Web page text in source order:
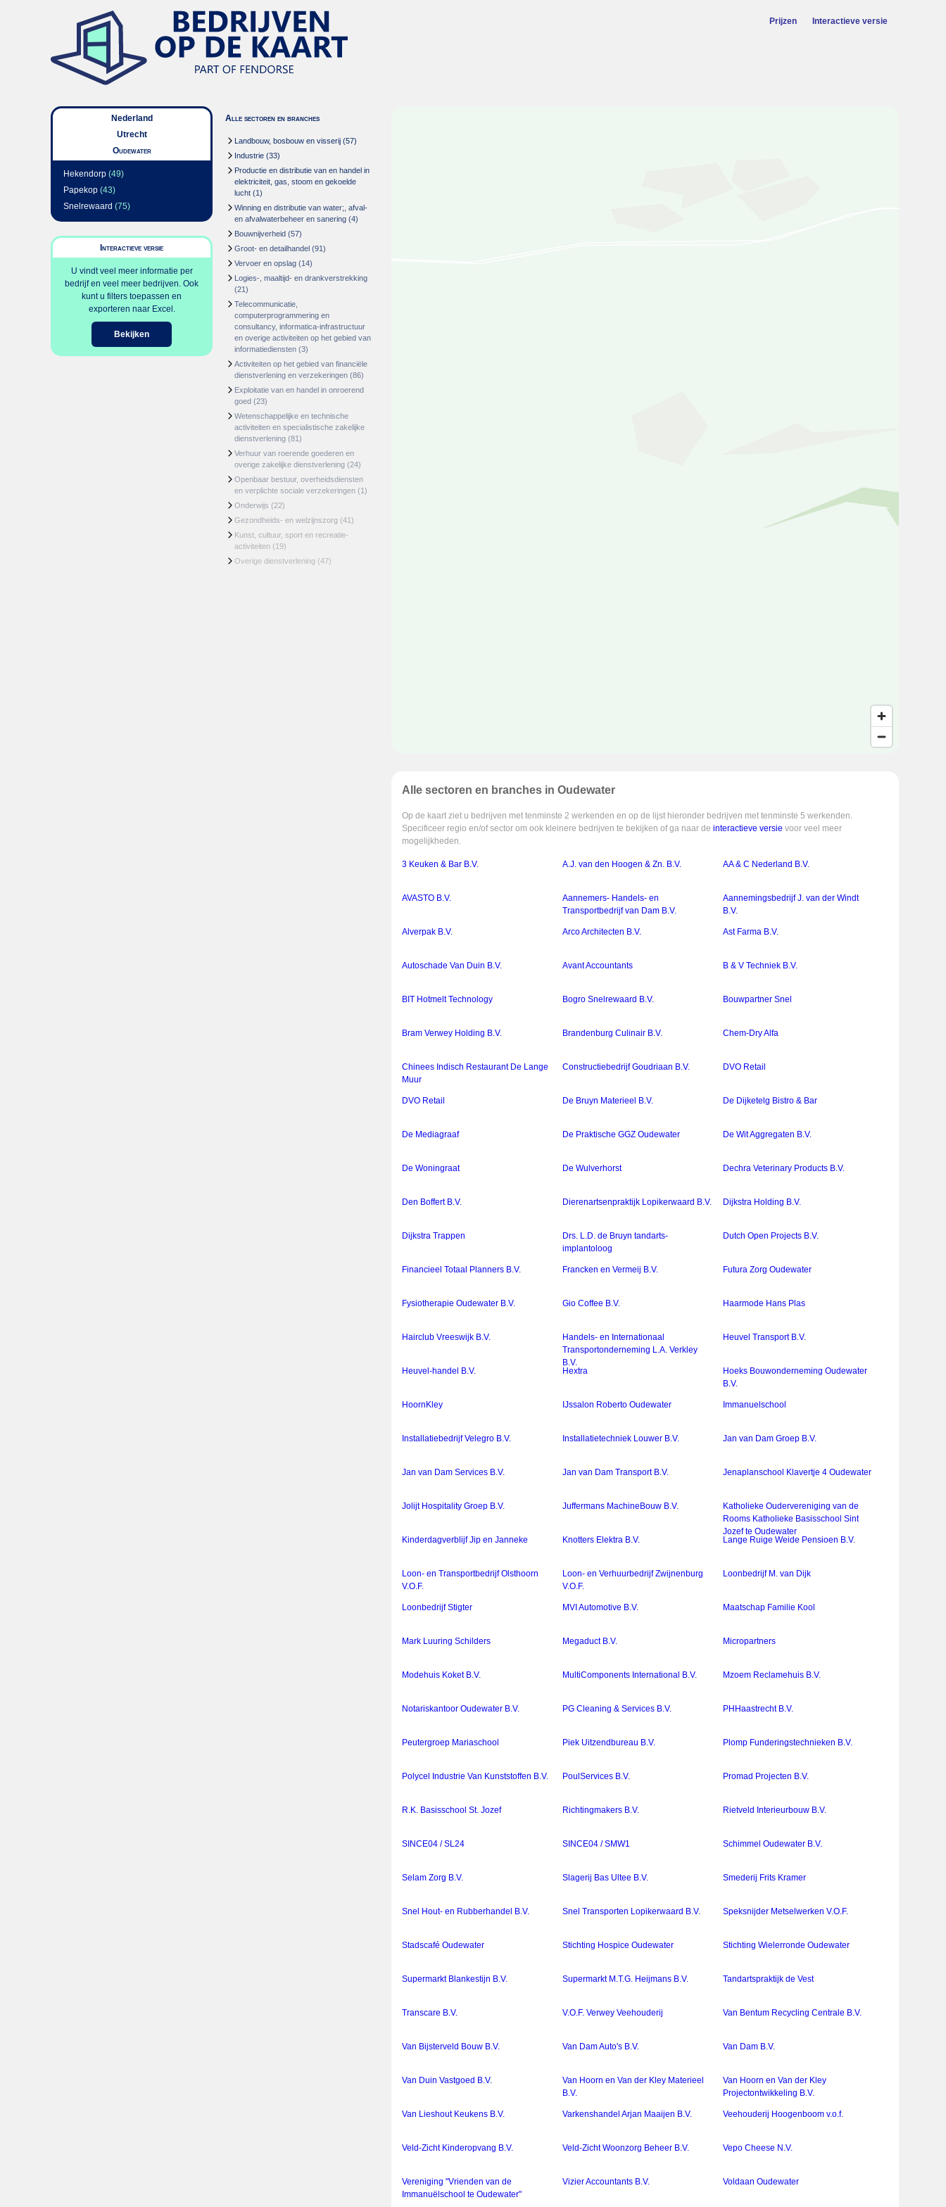
Prijzen Interactieve versie
Nederland
Utrecht
Oudewater
Hekendorp (49)
Papekop (43)
Snelrewaard (75)
Interactieve versie
U vindt veel meer informatie per
bedrijf en veel meer bedrijven. Ook
kunt u filters toepassen en
exporteren naar Excel.
Bekijken
Alle sectoren en branches
Landbouw, bosbouw en visserij (57)
Industrie (33)
Productie en distributie van en handel in
elektriciteit, gas, stoom en gekoelde
lucht (1)
Winning en distributie van water;, afval-
en afvalwaterbeheer en sanering (4)
Bouwnijverheid (57)
Groot- en detailhandel (91)
Vervoer en opslag (14)
Logies-, maaltijd- en drankverstrekking
(21)
Telecommunicatie,
computerprogrammering en
consultancy, informatica-infrastructuur
en overige activiteiten op het gebied van
informatiediensten (3)
Activiteiten op het gebied van financiële
dienstverlening en verzekeringen (86)
Exploitatie van en handel in onroerend
goed (23)
Wetenschappelijke en technische
activiteiten en specialistische zakelijke
dienstverlening (81)
Verhuur van roerende goederen en
overige zakelijke dienstverlening (24)
Openbaar bestuur, overheidsdiensten
en verplichte sociale verzekeringen (1)
Onderwijs (22)
Gezondheids- en welzijnszorg (41)
Kunst, cultuur, sport en recreatie-
activiteiten (19)
Overige dienstverlening (47)
Alle sectoren en branches in Oudewater
Op de kaart ziet u bedrijven met tenminste 2 werkenden en op de lijst hieronder bedrijven met tenminste 5 werkenden.
Specificeer regio en/of sector om ook kleinere bedrijven te bekijken of ga naar de interactieve versie voor veel meer
mogelijkheden.
3 Keuken & Bar B.V. A.J. van den Hoogen & Zn. B.V. AA & C Nederland B.V.
AVASTO B.V.
Aannemers- Handels- en
Transportbedrijf van Dam B.V.
Aannemingsbedrijf J. van der Windt
B.V.
Alverpak B.V. Arco Architecten B.V. Ast Farma B.V.
Autoschade Van Duin B.V. Avant Accountants B & V Techniek B.V.
BIT Hotmelt Technology Bogro Snelrewaard B.V. Bouwpartner Snel
Bram Verwey Holding B.V. Brandenburg Culinair B.V. Chem-Dry Alfa
Chinees Indisch Restaurant De Lange
Muur
Constructiebedrijf Goudriaan B.V. DVO Retail
DVO Retail De Bruyn Materieel B.V. De Dijketelg Bistro & Bar
De Mediagraaf De Praktische GGZ Oudewater De Wit Aggregaten B.V.
De Woningraat De Wulverhorst Dechra Veterinary Products B.V.
Den Boffert B.V. Dierenartsenpraktijk Lopikerwaard B.V. Dijkstra Holding B.V.
Dijkstra Trappen
Drs. L.D. de Bruyn tandarts-
implantoloog
Dutch Open Projects B.V.
Financieel Totaal Planners B.V. Francken en Vermeij B.V. Futura Zorg Oudewater
Fysiotherapie Oudewater B.V. Gio Coffee B.V. Haarmode Hans Plas
Hairclub Vreeswijk B.V.
Handels- en Internationaal
Transportonderneming L.A. Verkley
B.V.
Heuvel Transport B.V.
Heuvel-handel B.V. Hextra
Hoeks Bouwonderneming Oudewater
B.V.
HoornKley IJssalon Roberto Oudewater Immanuelschool
Installatiebedrijf Velegro B.V. Installatietechniek Louwer B.V. Jan van Dam Groep B.V.
Jan van Dam Services B.V. Jan van Dam Transport B.V. Jenaplanschool Klavertje 4 Oudewater
Jolijt Hospitality Groep B.V. Juffermans MachineBouw B.V.
Katholieke Oudervereniging van de
Rooms Katholieke Basisschool Sint
Jozef te Oudewater
Kinderdagverblijf Jip en Janneke
Knotters Elektra B.V. Lange Ruige Weide Pensioen B.V.
Loon- en Transportbedrijf Olsthoorn
V.O.F.
Loon- en Verhuurbedrijf Zwijnenburg
V.O.F.
Loonbedrijf M. van Dijk
Loonbedrijf Stigter MVI Automotive B.V. Maatschap Familie Kool
Mark Luuring Schilders Megaduct B.V. Micropartners
Modehuis Koket B.V. MultiComponents International B.V. Mzoem Reclamehuis B.V.
Notariskantoor Oudewater B.V. PG Cleaning & Services B.V. PHHaastrecht B.V.
Peutergroep Mariaschool Piek Uitzendbureau B.V. Plomp Funderingstechnieken B.V.
Polycel Industrie Van Kunststoffen B.V. PoulServices B.V. Promad Projecten B.V.
R.K. Basisschool St. Jozef Richtingmakers B.V. Rietveld Interieurbouw B.V.
SINCE04 / SL24 SINCE04 / SMW1 Schimmel Oudewater B.V.
Selam Zorg B.V. Slagerij Bas Ultee B.V. Smederij Frits Kramer
Snel Hout- en Rubberhandel B.V. Snel Transporten Lopikerwaard B.V. Speksnijder Metselwerken V.O.F.
Stadscafé Oudewater Stichting Hospice Oudewater Stichting Wielerronde Oudewater
Supermarkt Blankestijn B.V. Supermarkt M.T.G. Heijmans B.V. Tandartspraktijk de Vest
Transcare B.V. V.O.F. Verwey Veehouderij Van Bentum Recycling Centrale B.V.
Van Bijsterveld Bouw B.V. Van Dam Auto's B.V. Van Dam B.V.
Van Duin Vastgoed B.V.
Van Hoorn en Van der Kley Materieel
B.V.
Van Hoorn en Van der Kley
Projectontwikkeling B.V.
Van Lieshout Keukens B.V. Varkenshandel Arjan Maaijen B.V. Veehouderij Hoogenboom v.o.f.
Veld-Zicht Kinderopvang B.V. Veld-Zicht Woonzorg Beheer B.V. Vepo Cheese N.V.
Vereniging "Vrienden van de
Immanuëlschool te Oudewater"
Vizier Accountants B.V. Voldaan Oudewater